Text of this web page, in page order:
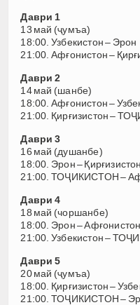
Даври 1
13 май (ҷумъа)
18:00. Узбекистон – Эрон
21:00. Афғонистон –
Даври 2
14 май (шанбе)
18:00. Афғонистон –
21:00. Қирғизистон –
Даври 3
16 май (душанбе)
18:00. Эрон – Қирғизистон
21:00. ТОҶИКИСТОН –
Даври 4
18 май (чоршанбе)
18:00. Эрон – Афғонистон
21:00. Узбекистон –
Даври 5
20 май (ҷумъа)
18:00. Қирғизистон –
21:00. ТОҶИКИСТОН –